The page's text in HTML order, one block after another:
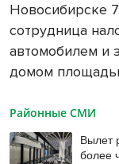
Новосибирске
сотрудница
автомобилем и
домом
Районные СМИ
Вылет
более